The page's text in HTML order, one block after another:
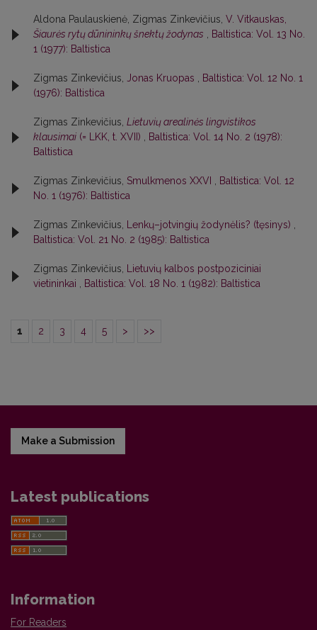
Aldona Paulauskienė, Zigmas Zinkevičius, V. Vitkauskas,
Šiaurės rytų dūnininkų šnektų žodynas , Baltistica: Vol. 13 No.
1 (1977): Baltistica
Zigmas Zinkevičius, Jonas Kruopas , Baltistica: Vol. 12 No. 1
(1976): Baltistica
Zigmas Zinkevičius, Lietuvių arealinės lingvistikos
klausimai (= LKK, t. XVII) , Baltistica: Vol. 14 No. 2 (1978):
Baltistica
Zigmas Zinkevičius, Smulkmenos XXVI , Baltistica: Vol. 12
No. 1 (1976): Baltistica
Zigmas Zinkevičius, Lenkų–jotvingių žodynėlis? (tęsinys) ,
Baltistica: Vol. 21 No. 2 (1985): Baltistica
Zigmas Zinkevičius, Lietuvių kalbos postpoziciniai
vietininkai , Baltistica: Vol. 18 No. 1 (1982): Baltistica
1 2 3 4 5 > >>
Make a Submission
Latest publications
Information
For Readers